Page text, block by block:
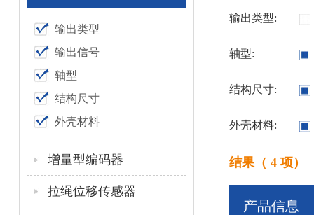
输出类型
输出信号
轴型
结构尺寸
外壳材料
增量型编码器
拉绳位移传感器
输出类型:
轴型:
结构尺寸:
外壳材料:
结果（ 4 项）
产品信息